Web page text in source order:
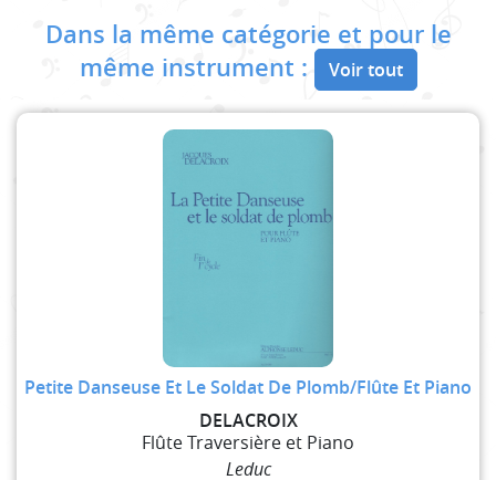
Dans la même catégorie et pour le
même instrument :
Voir tout
Petite Danseuse Et Le Soldat De Plomb/Flûte Et Piano
DELACROIX
Flûte Traversière et Piano
Leduc